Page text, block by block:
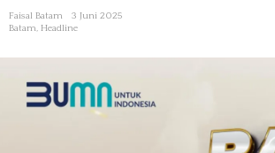
d
i
n
K
Faisal Batam
3 Juni 2025
Batam, Headline